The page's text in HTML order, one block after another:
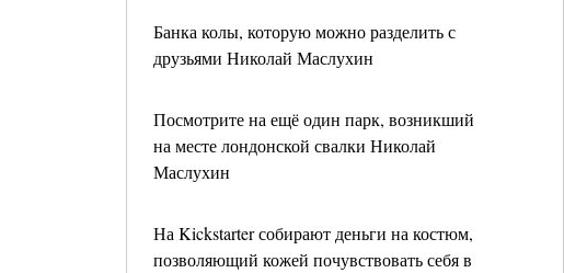
Банка колы, которую можно разделить с
друзьями Николай Маслухин
Посмотрите на ещё один парк, возникший
на месте лондонской свалки Николай
Маслухин
На Kickstarter собирают деньги на костюм,
позволяющий кожей почувствовать себя в